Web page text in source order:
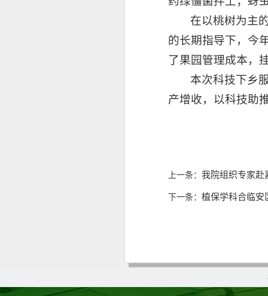
在以桃树为主
的长期指导下，今
了果园管理成本，
本次科技下乡
产增收，以科技助
上一条： 我院组织专家赴
下一条： 植保学科合临安